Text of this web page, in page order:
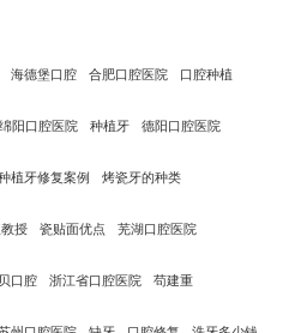
海德堡口腔 合肥口腔医院 口腔种植
绵阳口腔医院 种植牙 德阳口腔医院
植牙修复案例 烤瓷牙的种类
授 瓷贴面优点 芜湖口腔医院
口腔 浙江省口腔医院 苟建重